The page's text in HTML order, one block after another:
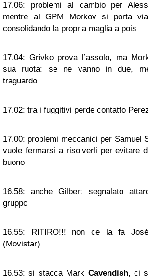
17.06: problemi al cambio per
mentre al GPM Morkov si porta
consolidando la propria maglia a pois
17.04: Grivko prova l’assolo, ma
sua ruota: se ne vanno in due,
traguardo
17.02: tra i fuggitivi perde contatto
17.00: problemi meccanici per Samuel
vuole fermarsi a risolverli per evitare
buono
16.58: anche Gilbert segnalato
gruppo
16.55: RITIRO!!! non ce la fa
(Movistar)
16.53: si stacca Mark Cavendish, ci